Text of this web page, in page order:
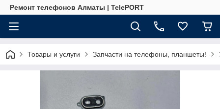
Ремонт телефонов Алматы | TelePORT
Товары и услуги Запчасти на телефоны, планшеты!